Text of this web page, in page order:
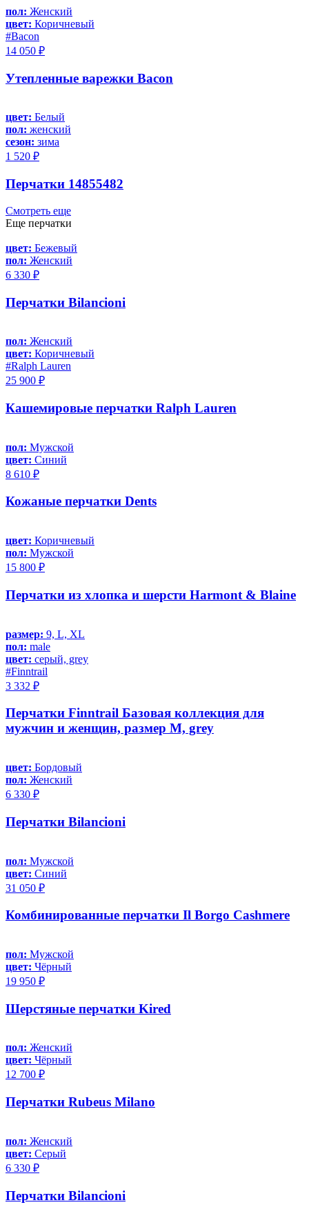
пол: Женский
цвет: Коричневый
#Bacon
14 050 ₽
Утепленные варежки Bacon
цвет: Белый
пол: женский
сезон: зима
1 520 ₽
Перчатки 14855482
Смотреть еще
Еще перчатки
цвет: Бежевый
пол: Женский
6 330 ₽
Перчатки Bilancioni
пол: Женский
цвет: Коричневый
#Ralph Lauren
25 900 ₽
Кашемировые перчатки Ralph Lauren
пол: Мужской
цвет: Синий
8 610 ₽
Кожаные перчатки Dents
цвет: Коричневый
пол: Мужской
15 800 ₽
Перчатки из хлопка и шерсти Harmont & Blaine
размер: 9, L, XL
пол: male
цвет: серый, grey
#Finntrail
3 332 ₽
Перчатки Finntrail Базовая коллекция для
мужчин и женщин, размер M, grey
цвет: Бордовый
пол: Женский
6 330 ₽
Перчатки Bilancioni
пол: Мужской
цвет: Синий
31 050 ₽
Комбинированные перчатки Il Borgo Cashmere
пол: Мужской
цвет: Чёрный
19 950 ₽
Шерстяные перчатки Kired
пол: Женский
цвет: Чёрный
12 700 ₽
Перчатки Rubeus Milano
пол: Женский
цвет: Серый
6 330 ₽
Перчатки Bilancioni